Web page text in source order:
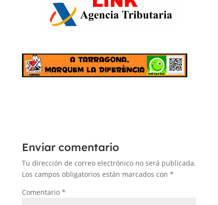
Enviar comentario
Tu dirección de correo electrónico no será publicada.
Los campos obligatorios están marcados con *
Comentario *